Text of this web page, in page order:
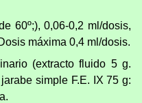
60º;), 0,06-0,2 ml/dosis,
máxima 0,4 ml/dosis.
(extracto fluido 5 g.
simple F.E. IX 75 g: